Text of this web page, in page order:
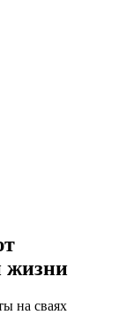
жизни
на сваях